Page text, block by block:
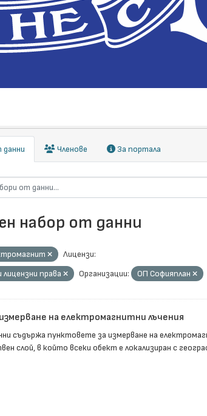
Членове За портала
набор от данни
Лицензи:
лицензни права
Организации: ОП Софияплан
на електромагнитни лъчения
съдържа пунктовете за измерване на
слой, в който всеки обект е локализиран с